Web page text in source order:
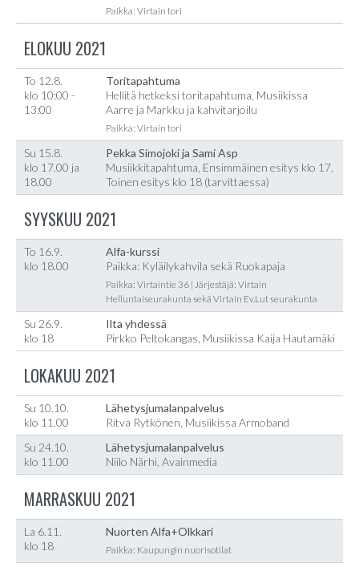
Paikka: Virtain tori
ELOKUU 2021
To 12.8.
klo 10:00 -
13:00
Toritapahtuma
Hellitä hetkeksi toritapahtuma, Musiikissa
Aarre ja Markku ja kahvitarjoilu
Paikka: Virtain tori
Su 15.8.
klo 17.00 ja
18.00
Pekka Simojoki ja Sami Asp
Musiikkitapahtuma, Ensimmäinen esitys klo 17,
Toinen esitys klo 18 (tarvittaessa)
SYYSKUU 2021
To 16.9.
klo 18.00
Alfa-kurssi
Paikka: Kyläilykahvila sekä Ruokapaja
Paikka: Virtaintie 36 | Järjestäjä: Virtain
Helluntaiseurakunta sekä Virtain Ev.Lut seurakunta
Su 26.9.
klo 18
Ilta yhdessä
Pirkko Peltokangas, Musiikissa Kaija Hautamäki
LOKAKUU 2021
Su 10.10.
klo 11.00
Lähetysjumalanpalvelus
Ritva Rytkönen, Musiikissa Armoband
Su 24.10.
klo 11.00
Lähetysjumalanpalvelus
Niilo Närhi, Avainmedia
MARRASKUU 2021
La 6.11.
klo 18
Nuorten Alfa+Olkkari
Paikka: Kaupungin nuorisotilat